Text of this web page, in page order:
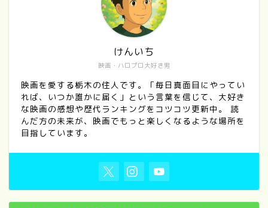
映画・ハロプロ大好き男
けんいち
映画を愛する栃木の住人です。「毎日真面目にやってい
れば、いつか誰かに届く」という言葉を信じて、大好き
な映画の感想や歴代ランキングをコツコツ更新中。 読
んだ方の未来が、映画でもっと楽しくなるような場所を
目指しています。